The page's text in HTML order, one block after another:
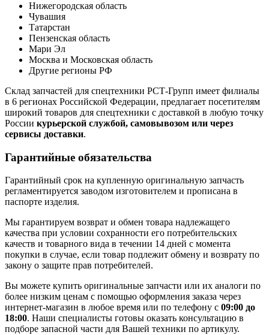
Нижегородская область
Чувашия
Татарстан
Пензенская область
Мари Эл
Москва и Московская область
Другие регионы РФ
Склад запчастей для спецтехники РСТ-Групп имеет филиалы
в 6 регионах Российской Федерации, предлагает посетителям
широкий товаров для спецтехники с доставкой в любую точку
России курьерской службой, самовывозом или через
сервисы доставки.
Гарантийные обязательства
Гарантийный срок на купленную оригинальную запчасть
регламентируется заводом изготовителем и прописана в
паспорте изделия.
Мы гарантируем возврат и обмен товара надлежащего
качества при условии сохранности его потребительских
качеств и товарного вида в течении 14 дней с момента
покупки в случае, если товар подлежит обмену и возврату по
закону о защите прав потребителей.
Вы можете купить оригинальные запчасти или их аналоги по
более низким ценам с помощью оформления заказа через
интернет-магазин в любое время или по телефону с 09:00 до
18:00. Наши специалисты готовы оказать консультацию в
подборе запасной части для Вашей техники по артикулу.